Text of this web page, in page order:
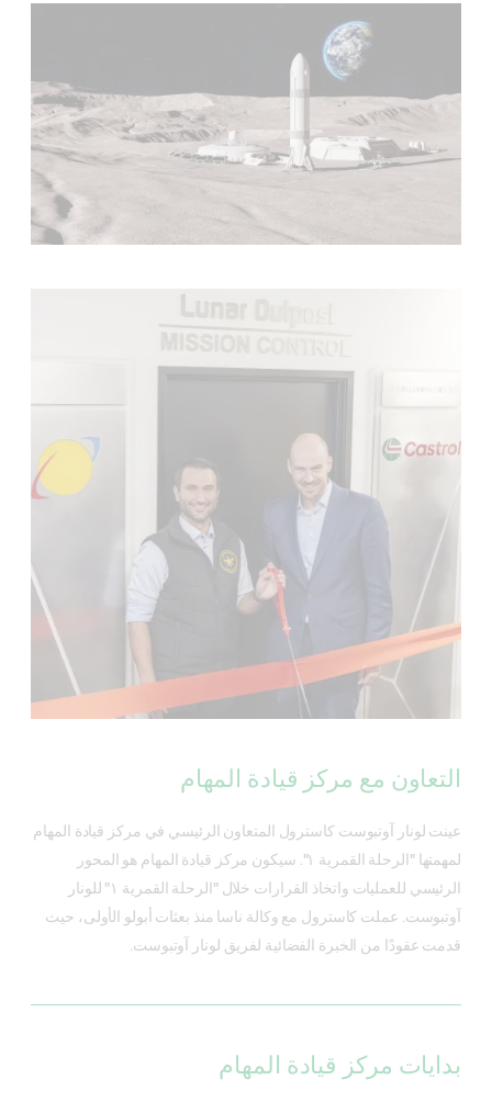
التعاون مع مركز قيادة المهام
عينت لونار آوتبوست كاسترول المتعاون الرئيسي في مركز قيادة المهام
لمهمتها "الرحلة القمرية ١". سيكون مركز قيادة المهام هو المحور
الرئيسي للعمليات واتخاذ القرارات خلال "الرحلة القمرية ١" للونار
آوتبوست. عملت كاسترول مع وكالة ناسا منذ بعثات أبولو الأولى، حيث
قدمت عقودًا من الخبرة الفضائية لفريق لونار آوتبوست.
بدايات مركز قيادة المهام